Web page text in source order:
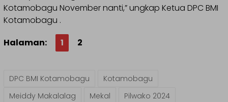
Kotamobagu November nanti,” ungkap Ketua DPC BMI
Kotamobagu .
Halaman:
1 2
DPC BMI Kotamobagu
Kotamobagu
Meiddy Makalalag
Mekal
Pilwako 2024